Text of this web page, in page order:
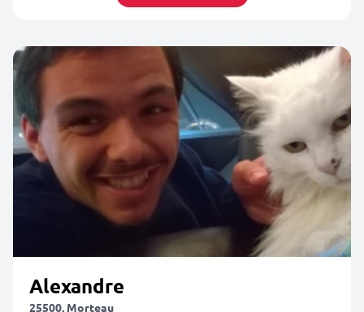
Alexandre
25500, Morteau